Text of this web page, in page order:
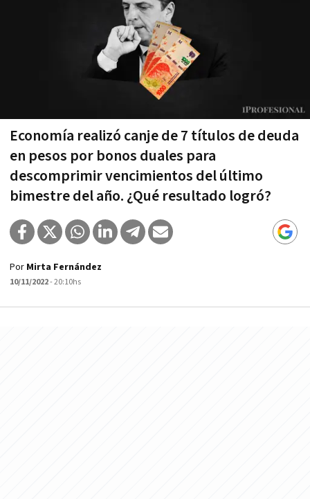
Economía realizó canje de 7 títulos de deuda
en pesos por bonos duales para
descomprimir vencimientos del último
bimestre del año. ¿Qué resultado logró?
Por Mirta Fernández
10/11/2022- 20:10hs